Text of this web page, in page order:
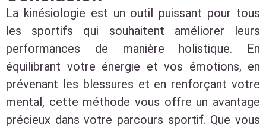
La kinésiologie est un outil puissant pour tous
les sportifs qui souhaitent améliorer leurs
performances de manière holistique. En
équilibrant votre énergie et vos émotions, en
prévenant les blessures et en renforçant votre
mental, cette méthode vous offre un avantage
précieux dans votre parcours sportif. Que vous